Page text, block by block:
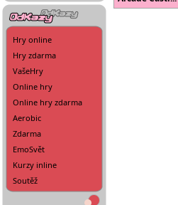
Hry online
Hry zdarma
VašeHry
Online hry
Online hry zdarma
Aerobic
Zdarma
EmoSvět
Kurzy inline
Soutěž